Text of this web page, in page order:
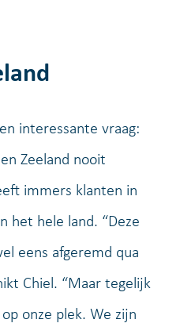
interessante vraag:
Zeeland nooit
immers klanten in
het hele land. “Deze
eens afgeremd qua
Chiel. “Maar tegelijk
onze plek. We zijn